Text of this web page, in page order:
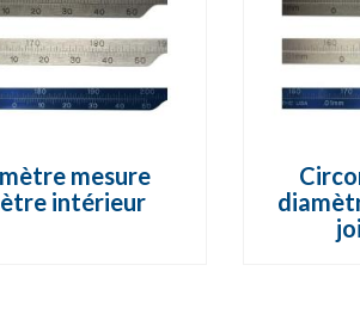
mesure
intérieur